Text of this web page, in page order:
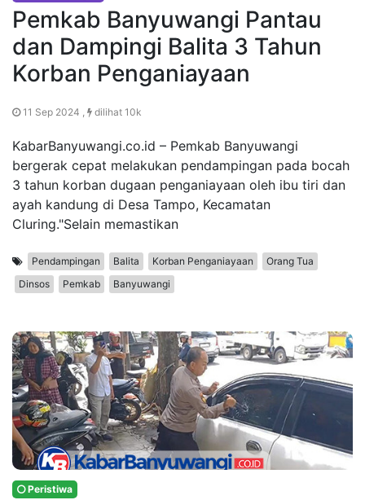
Pemkab Banyuwangi Pantau
dan Dampingi Balita 3 Tahun
Korban Penganiayaan
11 Sep 2024 , dilihat 10k
KabarBanyuwangi.co.id – Pemkab Banyuwangi
bergerak cepat melakukan pendampingan pada bocah
3 tahun korban dugaan penganiayaan oleh ibu tiri dan
ayah kandung di Desa Tampo, Kecamatan
Cluring."Selain memastikan
Pendampingan Balita Korban Penganiayaan
Orang Tua
Dinsos
Pemkab Banyuwangi
Peristiwa